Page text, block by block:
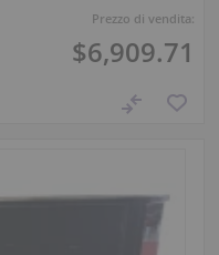
Prezzo di vendita:
$6,909.71